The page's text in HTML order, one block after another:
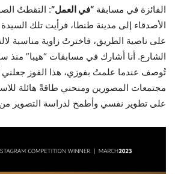
الفائزة في مسابقة “في العمل”: التقطتُ
الأصدقاء إلى مدينة طنطا، فرأيت تلك
على ناصية الطريق، فاخترتُ زاوية مناسبة
الشارع. أنا أشارك في مسابقات “هيبا” منذ
تُوصف عندما علمتُ بفوزي، هذا الفوز
مجتمعات المصورين ومنحني طاقةً هائلة
على تطوير نفسي وأطمح لدراسة التصوير